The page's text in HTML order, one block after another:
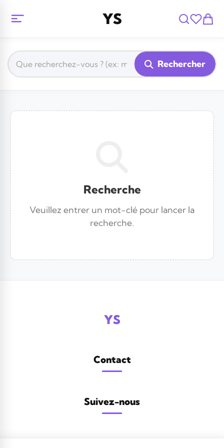
YS
Rechercher
Recherche
Veuillez entrer un mot-clé pour lancer la
recherche.
YS
Contact
Suivez-nous